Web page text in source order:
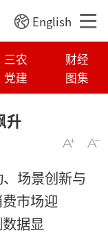
English
三农
财经
党建 图集
升
场景创新与
市场迎
据显